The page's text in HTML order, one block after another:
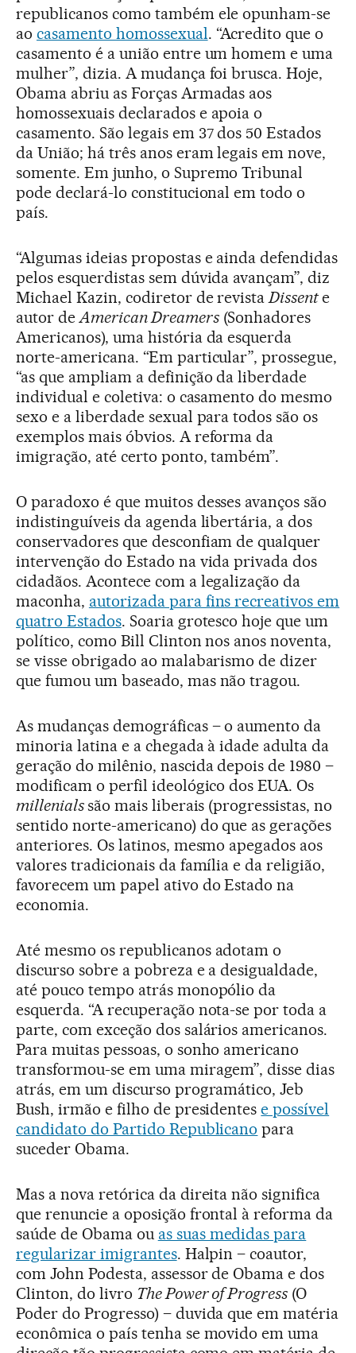
republicanos como também ele opunham-se
ao casamento homossexual. “Acredito que o
casamento é a união entre um homem e uma
mulher”, dizia. A mudança foi brusca. Hoje,
Obama abriu as Forças Armadas aos
homossexuais declarados e apoia o
casamento. São legais em 37 dos 50 Estados
da União; há três anos eram legais em nove,
somente. Em junho, o Supremo Tribunal
pode declará-lo constitucional em todo o
país.
“Algumas ideias propostas e ainda defendidas
pelos esquerdistas sem dúvida avançam”, diz
Michael Kazin, codiretor de revistaDissente
autor deAmerican Dreamers(Sonhadores
Americanos), uma história da esquerda
norte-americana. “Em particular”, prossegue,
“as que ampliam a definição da liberdade
individual e coletiva: o casamento do mesmo
sexo e a liberdade sexual para todos são os
exemplos mais óbvios. A reforma da
imigração, até certo ponto, também”.
O paradoxo é que muitos desses avanços são
indistinguíveis da agenda libertária, a dos
conservadores que desconfiam de qualquer
intervenção do Estado na vida privada dos
cidadãos. Acontece com a legalização da
maconha, autorizada para fins recreativos em
quatro Estados. Soaria grotesco hoje que um
político, como Bill Clinton nos anos noventa,
se visse obrigado ao malabarismo de dizer
que fumou um baseado, mas não tragou.
As mudanças demográficas – o aumento da
minoria latina e a chegada à idade adulta da
geração do milênio, nascida depois de 1980 –
modificam o perfil ideológico dos EUA. Os
millenialssão mais liberais (progressistas, no
sentido norte-americano) do que as gerações
anteriores. Os latinos, mesmo apegados aos
valores tradicionais da família e da religião,
favorecem um papel ativo do Estado na
economia.
Até mesmo os republicanos adotam o
discurso sobre a pobreza e a desigualdade,
até pouco tempo atrás monopólio da
esquerda. “A recuperação nota-se por toda a
parte, com exceção dos salários americanos.
Para muitas pessoas, o sonho americano
transformou-se em uma miragem”, disse dias
atrás, em um discurso programático, Jeb
Bush, irmão e filho de presidentese possível
candidato do Partido Republicano para
suceder Obama.
Mas a nova retórica da direita não significa
que renuncie a oposição frontal à reforma da
saúde de Obama ou as suas medidas para
regularizar imigrantes. Halpin – coautor,
com John Podesta, assessor de Obama e dos
Clinton, do livro The Power of Progress (O
Poder do Progresso) – duvida que em matéria
econômica o país tenha se movido em uma